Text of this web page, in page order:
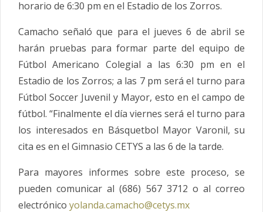
horario de 6:30 pm en el Estadio de los Zorros.
Camacho señaló que para el jueves 6 de abril se
harán pruebas para formar parte del equipo de
Fútbol Americano Colegial a las 6:30 pm en el
Estadio de los Zorros; a las 7 pm será el turno para
Fútbol Soccer Juvenil y Mayor, esto en el campo de
fútbol. “Finalmente el día viernes será el turno para
los interesados en Básquetbol Mayor Varonil, su
cita es en el Gimnasio CETYS a las 6 de la tarde.
Para mayores informes sobre este proceso, se
pueden comunicar al (686) 567 3712 o al correo
electrónico yolanda.camacho@cetys.mx